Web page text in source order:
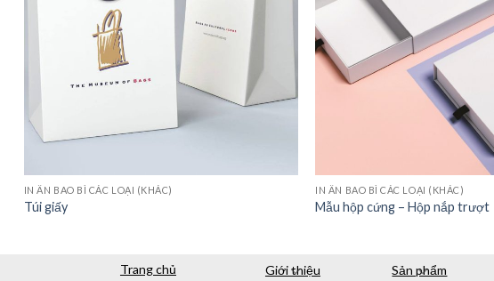
IN ẤN BAO BÌ CÁC LOẠI (KHÁC)
Túi giấy
IN ẤN BAO BÌ CÁC LOẠI (KHÁC)
Mẫu hộp cứng – Hộp nắp trượt
Trang chủ Giới thiệu Sản phẩm